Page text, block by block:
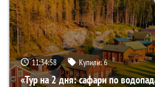
11:34:57 Купили:6
«Тур на 2 дня: сафари по